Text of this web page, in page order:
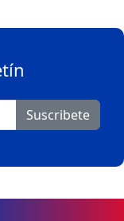
Suscribete